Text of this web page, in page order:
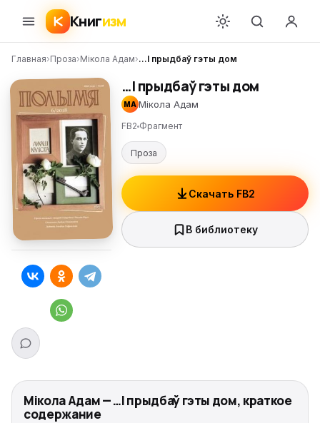
Книгизм
Главная›Проза›Мікола Адам›…І прыдбаў гэты дом
…І прыдбаў гэты дом
МА Мікола Адам
FB2 Фрагмент
Проза
Скачать FB2
В библиотеку
Мікола Адам — …І прыдбаў гэты дом, краткое
содержание